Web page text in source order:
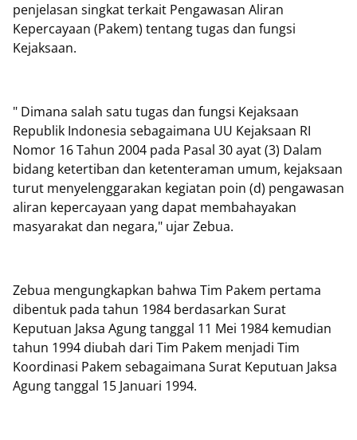
penjelasan singkat terkait Pengawasan Aliran
Kepercayaan (Pakem) tentang tugas dan fungsi
Kejaksaan.
" Dimana salah satu tugas dan fungsi Kejaksaan
Republik Indonesia sebagaimana UU Kejaksaan RI
Nomor 16 Tahun 2004 pada Pasal 30 ayat (3) Dalam
bidang ketertiban dan ketenteraman umum, kejaksaan
turut menyelenggarakan kegiatan poin (d) pengawasan
aliran kepercayaan yang dapat membahayakan
masyarakat dan negara," ujar Zebua.
Zebua mengungkapkan bahwa Tim Pakem pertama
dibentuk pada tahun 1984 berdasarkan Surat
Keputuan Jaksa Agung tanggal 11 Mei 1984 kemudian
tahun 1994 diubah dari Tim Pakem menjadi Tim
Koordinasi Pakem sebagaimana Surat Keputuan Jaksa
Agung tanggal 15 Januari 1994.